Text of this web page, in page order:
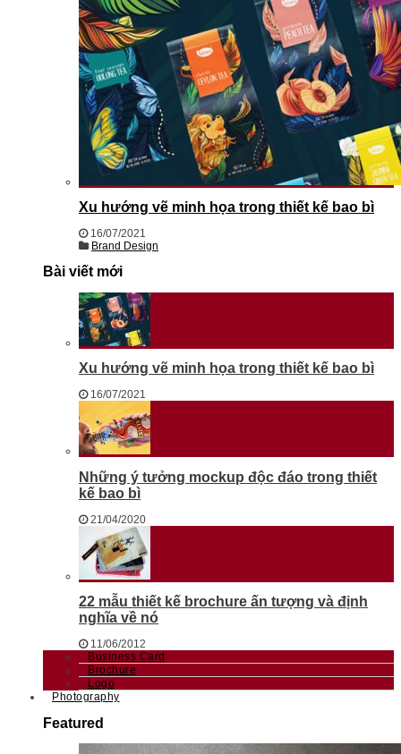
Xu hướng vẽ minh họa trong thiết kế bao bì
16/07/2021
Brand Design
Bài viết mới
Xu hướng vẽ minh họa trong thiết kế bao bì
16/07/2021
Những ý tưởng mockup độc đáo trong thiết
kế bao bì
21/04/2020
22 mẫu thiết kế brochure ấn tượng và định
nghĩa về nó
11/06/2012
Business Card
Brochure
Logo
Photography
Featured